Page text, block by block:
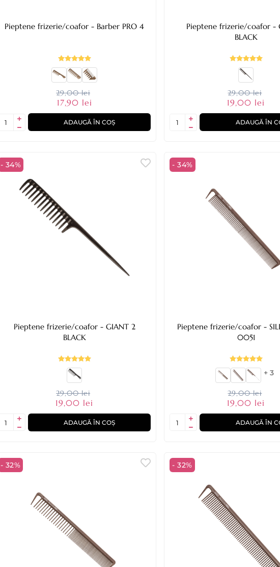
Pieptene frizerie/coafor - Barber PRO 4
29,00 lei
17,90 lei
ADAUGĂ ÎN COȘ
Pieptene frizerie/coafor - GIANT 1
BLACK
29,00 lei
19,00 lei
ADAUGĂ ÎN
- 34%
Pieptene frizerie/coafor - GIANT 2
BLACK
29,00 lei
19,00 lei
ADAUGĂ ÎN COȘ
- 34%
Pieptene frizerie/coafor -
0051
+ 3
29,00 lei
19,00 lei
ADAUGĂ ÎN
- 32% - 32%